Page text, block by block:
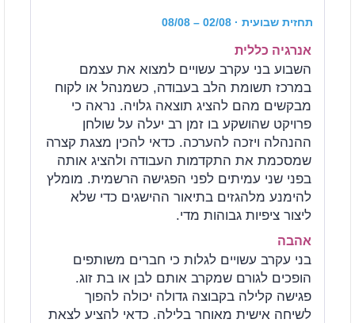
תחזית שבועית · 02/08 – 08/08
אנרגיה כללית
השבוע בני עקרב עשויים למצוא את עצמם
במרכז תשומת הלב בעבודה, כשמנהל או לקוח
מבקשים מהם להציג תוצאה גלויה. נראה כי
פרויקט שהושקע בו זמן רב יעלה על שולחן
ההנהלה ויזכה להערכה. כדאי להכין מצגת קצרה
שמסכמת את התקדמות העבודה ולהציג אותה
בפני שני עמיתים לפני הפגישה הרשמית. מומלץ
להימנע מלהגזים בתיאור ההישגים כדי שלא
ליצור ציפיות גבוהות מדי.
אהבה
בני עקרב עשויים לגלות כי חברים משותפים
הופכים לגורם שמקרב אותם לבן או בת זוג.
פגישה קלילה בקבוצה גדולה יכולה להפוך
לשיחה אישית מאוחר בלילה. כדאי להציע לצאת